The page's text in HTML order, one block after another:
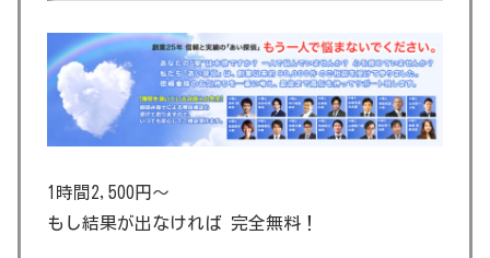
1時間2,500円～
もし結果が出なければ 完全無料！